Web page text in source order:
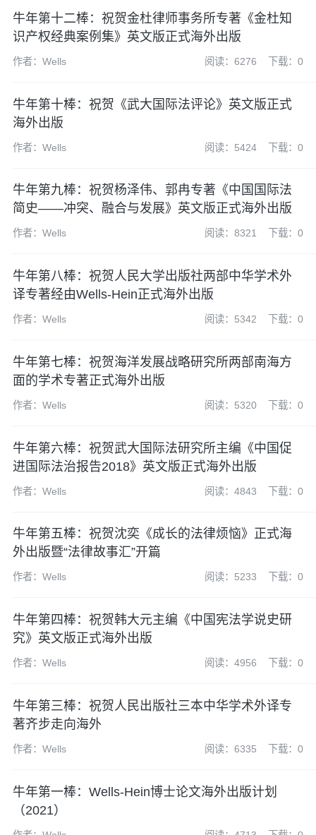
牛年第十二棒：祝贺金杜律师事务所专著《金杜知
识产权经典案例集》英文版正式海外出版
作者：Wells 阅读：6276 下载：0
牛年第十棒：祝贺《武大国际法评论》英文版正式
海外出版
作者：Wells 阅读：5424 下载：0
牛年第九棒：祝贺杨泽伟、郭冉专著《中国国际法
简史——冲突、融合与发展》英文版正式海外出版
作者：Wells 阅读：8321 下载：0
牛年第八棒：祝贺人民大学出版社两部中华学术外
译专著经由Wells-Hein正式海外出版
作者：Wells 阅读：5342 下载：0
牛年第七棒：祝贺海洋发展战略研究所两部南海方
面的学术专著正式海外出版
作者：Wells 阅读：5320 下载：0
牛年第六棒：祝贺武大国际法研究所主编《中国促
进国际法治报告2018》英文版正式海外出版
作者：Wells 阅读：4843 下载：0
牛年第五棒：祝贺沈奕《成长的法律烦恼》正式海
外出版暨“法律故事汇”开篇
作者：Wells 阅读：5233 下载：0
牛年第四棒：祝贺韩大元主编《中国宪法学说史研
究》英文版正式海外出版
作者：Wells 阅读：4956 下载：0
牛年第三棒：祝贺人民出版社三本中华学术外译专
著齐步走向海外
作者：Wells 阅读：6335 下载：0
牛年第一棒：Wells-Hein博士论文海外出版计划
（2021）